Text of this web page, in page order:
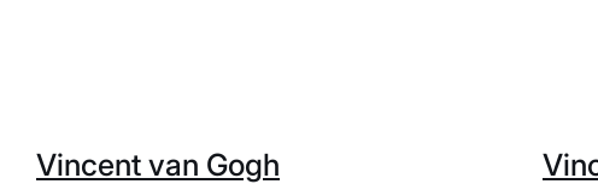
Vincent van Gogh